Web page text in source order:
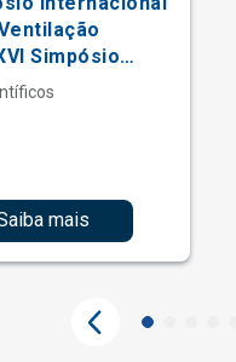
Simpósio
Einstein de
Terapia
mais